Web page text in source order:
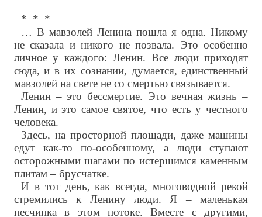
* * *
… В мавзолей Ленина пошла я одна. Никому
не сказала и никого не позвала. Это особенно
личное у каждого: Ленин. Все люди приходят
сюда, и в их сознании, думается, единственный
мавзолей на свете не со смертью связывается.
Ленин – это бессмертие. Это вечная жизнь –
Ленин, и это самое святое, что есть у честного
человека.
Здесь, на просторной площади, даже машины
едут как-то по-особенному, а люди ступают
осторожными шагами по истершимся каменным
плитам – брусчатке.
И в тот день, как всегда, многоводной рекой
стремились к Ленину люди. Я – маленькая
песчинка в этом потоке. Вместе с другими,